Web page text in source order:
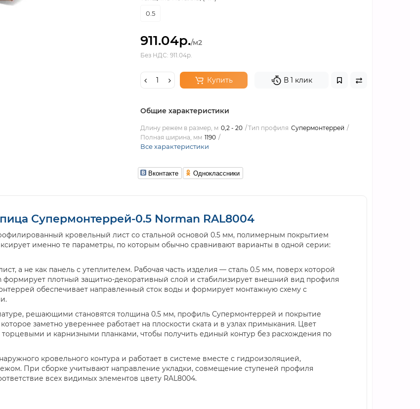
0.5
911.04р./м2
Без НДС: 911.04р.
Купить В 1 клик
Общие характеристики
Длину режем в размер, м 0,2 - 20 Тип профиля Супермонтеррей
Полная ширина, мм 1190
Все характеристики
Вконтакте Одноклассники
Супермонтеррей-0.5 Norman RAL8004
кровельный лист со стальной основой 0.5 мм, полимерным покрытием
именно те параметры, по которым обычно сравнивают варианты в одной серии:
а не как панель с утеплителем. Рабочая часть изделия — сталь 0.5 мм, поверх которой
формирует плотный защитно-декоративный слой и стабилизирует внешний вид профиля
обеспечивает направленный сток воды и формирует монтажную схему с
решающими становятся толщина 0.5 мм, профиль Супермонтеррей и покрытие
заметно увереннее работает на плоскости ската и в узлах примыкания. Цвет
торцевыми и карнизными планками, чтобы получить единый контур без расхождения по
кровельного контура и работает в системе вместе с гидроизоляцией,
При сборке учитывают направление укладки, совмещение ступеней профиля
всех видимых элементов цвету RAL8004.